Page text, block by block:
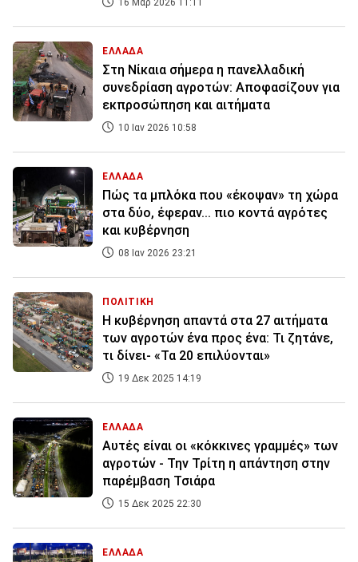
16 Μαρ 2026 11:11
ΕΛΛΑΔΑ
Στη Νίκαια σήμερα η πανελλαδική
συνεδρίαση αγροτών: Αποφασίζουν για
εκπροσώπηση και αιτήματα
10 Ιαν 2026 10:58
ΕΛΛΑΔΑ
Πώς τα μπλόκα που «έκοψαν» τη χώρα
στα δύο, έφεραν... πιο κοντά αγρότες
και κυβέρνηση
08 Ιαν 2026 23:21
ΠΟΛΙΤΙΚΗ
Η κυβέρνηση απαντά στα 27 αιτήματα
των αγροτών ένα προς ένα: Τι ζητάνε,
τι δίνει- «Τα 20 επιλύονται»
19 Δεκ 2025 14:19
ΕΛΛΑΔΑ
Αυτές είναι οι «κόκκινες γραμμές» των
αγροτών - Την Τρίτη η απάντηση στην
παρέμβαση Τσιάρα
15 Δεκ 2025 22:30
ΕΛΛΑΔΑ